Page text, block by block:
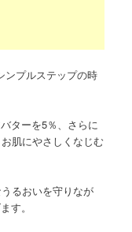
ンプルステップの時
ターを5％、さらに
肌にやさしくなじむ
るおいを守りなが
す。